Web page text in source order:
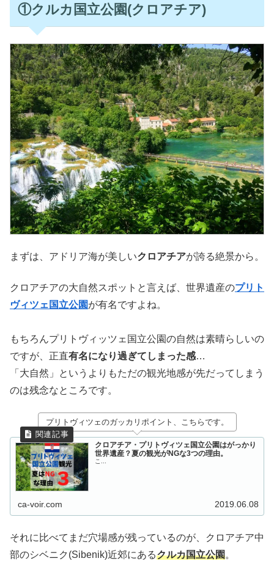
①クルカ国立公園(クロアチア)
まずは、アドリア海が美しいクロアチアが誇る絶景から。
クロアチアの大自然スポットと言えば、世界遺産のプリト
ヴィツェ国立公園が有名ですよね。
もちろんプリトヴィッツェ国立公園の自然は素晴らしいの
ですが、正直有名になり過ぎてしまった感…
「大自然」というよりもただの観光地感が先だってしまう
のは残念なところです。
プリトヴィツェのガッカリポイント、こちらです。
クロアチア・プリトヴィツェ国立公園はがっかり
世界遺産？夏の観光がNGな3つの理由。
こ...
ca-voir.com 2019.06.08
それに比べてまだ穴場感が残っているのが、クロアチア中
部のシベニク(Sibenik)近郊にあるクルカ国立公園。